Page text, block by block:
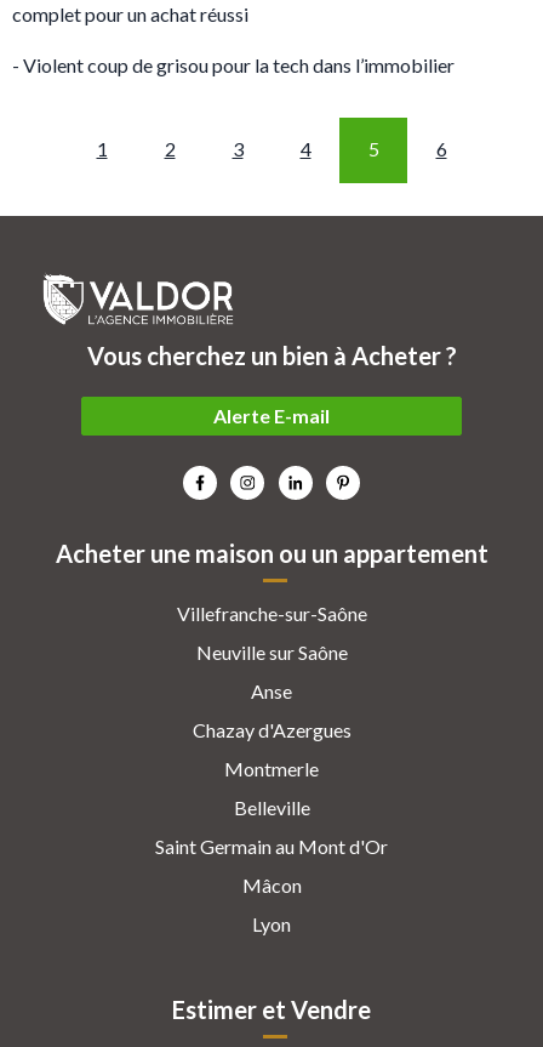
complet pour un achat réussi
- Violent coup de grisou pour la tech dans l’immobilier
1 2 3 4 5 6
Acheter une maison ou un appartement
Villefranche-sur-Saône
Neuville sur Saône
Anse
Chazay d'Azergues
Montmerle
Belleville
Saint Germain au Mont d'Or
Mâcon
Lyon
Estimer et Vendre
Vous cherchez un bien à Acheter ?
Alerte E-mail